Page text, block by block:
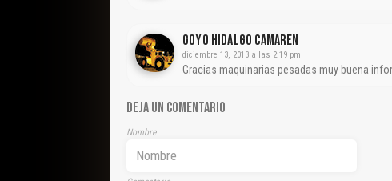
Goyo Hidalgo Camaren
diciembre 13, 2013 a las 2:19 pm
Gracias maquinarias pesadas muy buena
DEJA UN COMENTARIO
Nombre